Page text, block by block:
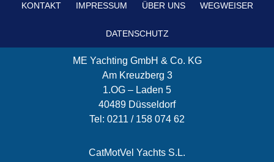
KONTAKT IMPRESSUM ÜBER UNS WEGWEISER
DATENSCHUTZ
ME Yachting GmbH & Co. KG
Am Kreuzberg 3
1.OG – Laden 5
40489 Düsseldorf
Tel: 0211 / 158 074 62
CatMotVel Yachts S.L.